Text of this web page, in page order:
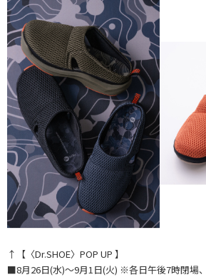
↑【〈Dr.SHOE〉POP UP 】
■8月26日(水)～9月1日(火) ※各日午後7時閉場